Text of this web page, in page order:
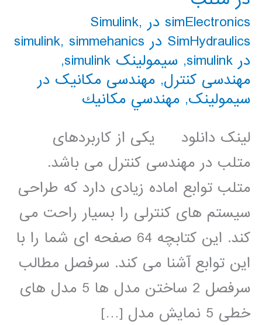
simElectronics در Simulink
,
SimHydraulics در simulink
, simmehanics
در simulink
, سیمولینک simulink
,
مهندسی کنترل, مهندسی مکانیک در
سیمولینک, مهندسي مكانيك
لینک دانلود یکی از کاربردهای
متلب در مهندسی کنترل می باشد.
متلب توابع اماده زیادی دارد که طراحی
سیستم های کنترلی را بسیار راحت می
کند. این کتابچه 64 صفحه ای شما را با
این توابع آشنا می کند. سرفصل مطالب
سرفصل 2 ساختن مدل ها 5 مدل های
خطی 5 نمایش مدل […]